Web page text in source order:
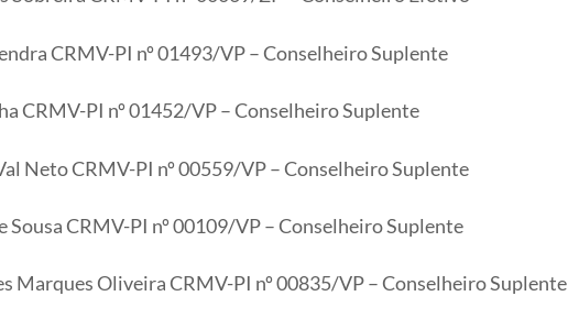
CRMV-PI nº 01493/VP – Conselheiro Suplente
CRMV-PI nº 01452/VP – Conselheiro Suplente
Neto CRMV-PI nº 00559/VP – Conselheiro Suplente
Sousa CRMV-PI nº 00109/VP – Conselheiro Suplente
Marques Oliveira CRMV-PI nº 00835/VP – Conselheiro Suplente